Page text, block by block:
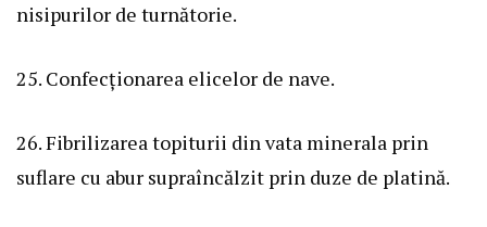
nisipurilor de turnătorie.
25. Confecționarea elicelor de nave.
26. Fibrilizarea topiturii din vata minerala prin
suflare cu abur supraîncălzit prin duze de platină.